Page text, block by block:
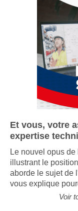
Et vous, votre
expertise
Le nouvel opus de
illustrant le
aborde le sujet de